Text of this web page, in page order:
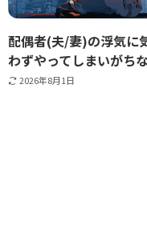
配偶者(夫/妻)の浮気に
わずやってしまいがち
2026年8月1日